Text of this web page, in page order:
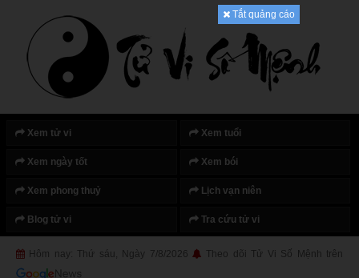
Xem tử vi Xem tuổi
Xem ngày tốt Xem bói
Xem phong thuỷ Lịch vạn niên
Blog tử vi Tra cứu tử vi
Hôm nay: Thứ sáu, Ngày 7/8/2026 Theo dõi Tử Vi Số Mệnh trên
Tắt quảng cáo